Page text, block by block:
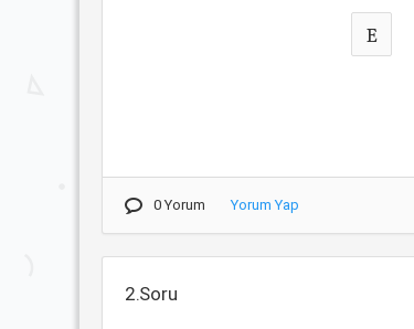
E
0 Yorum Yorum Yap
2.Soru